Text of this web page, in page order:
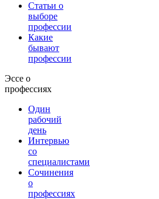
Статьи о
выборе
профессии
Какие
бывают
профессии
Эссе о
профессиях
Один
рабочий
день
Интервью
со
специалистами
Сочинения
о
профессиях